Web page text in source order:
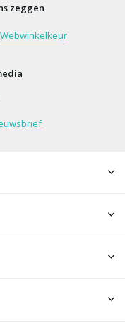
zeggen
Webwinkelkeur